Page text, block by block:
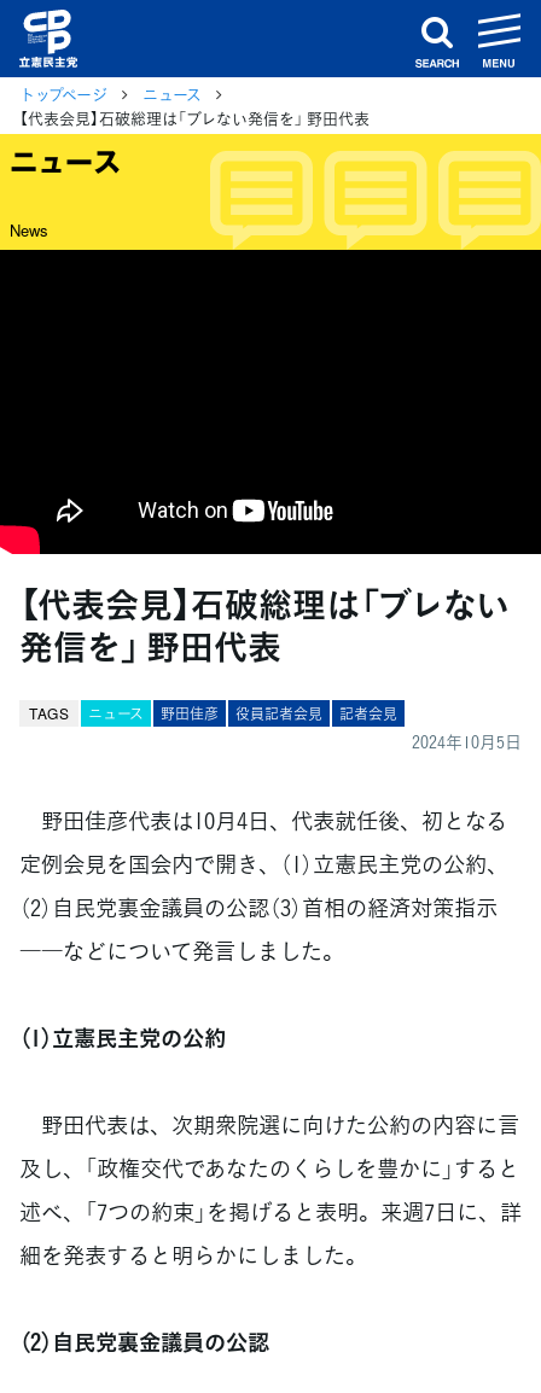
search
トップページ
ニュース
【代表会見】石破総理は「ブレない発信を」 野田代表
ニュース
News
【代表会見】石破総理は「ブレない
発信を」 野田代表
TAGS ニュース 野田佳彦 役員記者会見 記者会見
2024年10月5日
野田佳彦代表は10月4日、代表就任後、初となる
定例会見を国会内で開き、（1）立憲民主党の公約、
（2）自民党裏金議員の公認（3）首相の経済対策指示
――などについて発言しました。
（1）立憲民主党の公約
野田代表は、次期衆院選に向けた公約の内容に言
及し、「政権交代であなたのくらしを豊かに」すると
述べ、「7つの約束」を掲げると表明。来週7日に、詳
細を発表すると明らかにしました。
（2）自民党裏金議員の公認